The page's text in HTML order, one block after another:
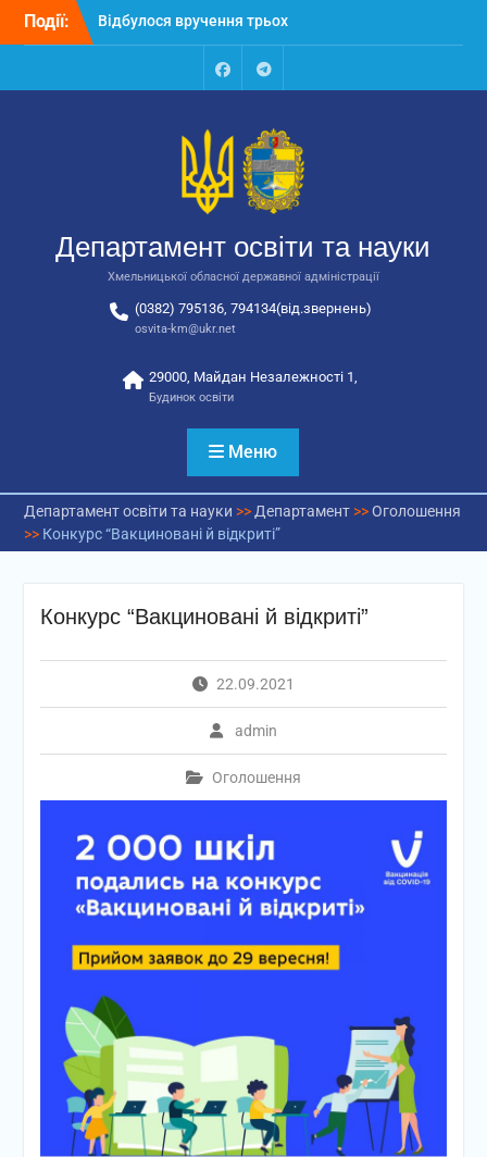
Перейти
Події:
Відбулося вручення трьох
автобусів для потреб
Відбулося засідання
освіти та науки обласної
державної адміністрації
Відбулась обласна
національно-патріотичне
виховання
FacebookTalegram
Департамент освіти та науки
Хмельницької обласної державної адміністрації
(0382) 795136, 794134(від.звернень)
osvita-km@ukr.net
29000, Майдан Незалежності 1,
Будинок освіти
Меню
Департамент освіти та науки >> Департамент>>Оголошення
>> Конкурс “Вакциновані й відкриті”
Конкурс “Вакциновані й відкриті”
22.09.2021
admin
Оголошення